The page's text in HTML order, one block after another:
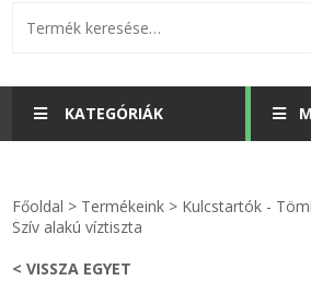
KATEGÓRIÁK
Főoldal > Termékeink > Kulcstartók -
Szív alakú víztiszta
< VISSZA EGYET